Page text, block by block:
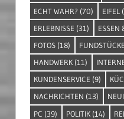
ECHT WAHR? (70) EIFEL
ERLEBNISSE (31) ESSEN
FOTOS (18) FUNDSTÜCKE
HANDWERK (11)
KUNDENSERVICE (9)
NACHRICHTEN (13)
PC (39) POLITIK (14)